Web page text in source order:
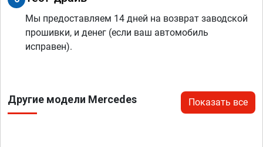
Мы предоставляем 14 дней на возврат заводской
прошивки, и денег (если ваш автомобиль
исправен).
Другие модели Mercedes Показать все